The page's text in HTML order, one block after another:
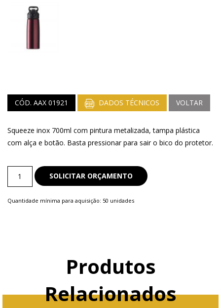
CÓD. AAX 01921 DADOS TÉCNICOS VOLTAR
Squeeze inox 700ml com pintura metalizada, tampa plástica
com alça e botão. Basta pressionar para sair o bico do protetor.
quantity
SOLICITAR ORÇAMENTO
Quantidade mínima para aquisição: 50 unidades
Produtos
Relacionados